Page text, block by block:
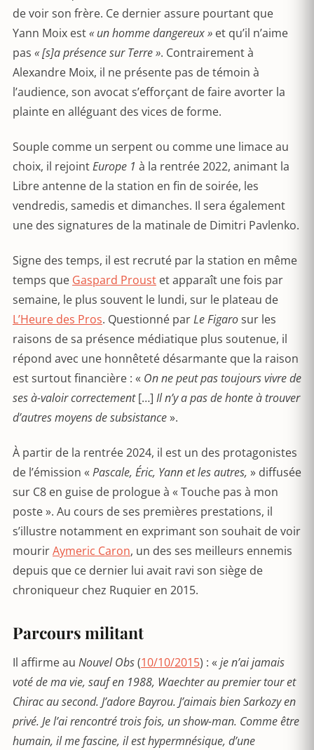
de voir son frère. Ce dernier assure pourtant que
Yann Moix est« un homme dangereux » et qu’il n’aime
pas « [s]a présence sur Terre ». Contrairement à
Alexandre Moix, il ne présente pas de témoin à
l’audience, son avocat s’efforçant de faire avorter la
plainte en alléguant des vices de forme.
Souple comme un serpent ou comme une limace au
choix, il rejointEurope 1 à la rentrée 2022, animant la
Libre antenne de la station en fin de soirée, les
vendredis, samedis et dimanches. Il sera également
une des signatures de la matinale de Dimitri Pavlenko.
Signe des temps, il est recruté par la station en même
temps que Gaspard Proust et apparaît une fois par
semaine, le plus souvent le lundi, sur le plateau de
L’Heure des Pros. Questionné parLe Figarosur les
raisons de sa présence médiatique plus soutenue, il
répond avec une honnêteté désarmante que la raison
est surtout financière : « On ne peut pas toujours vivre de
ses à-valoir correctement[…] Il n’y a pas de honte à trouver
d’autres moyens de subsistance».
À partir de la rentrée 2024, il est un des protagonistes
de l’émission « Pascale, Éric, Yann et les autres, » diffusée
sur C8 en guise de prologue à « Touche pas à mon
poste ». Au cours de ses premières prestations, il
s’illustre notamment en exprimant son souhait de voir
mourirAymeric Caron, un des ses meilleurs ennemis
depuis que ce dernier lui avait ravi son siège de
chroniqueur chez Ruquier en 2015.
Parcours militant
Il affirme au Nouvel Obs(10/10/2015) : « je n’ai jamais
voté de ma vie, sauf en 1988, Waechter au premier tour et
Chirac au second. J’adore Bayrou. J’aimais bien Sarkozy en
privé. Je l’ai rencontré trois fois, un show-man. Comme être
humain, il me fascine, il est hypermnésique, d’une